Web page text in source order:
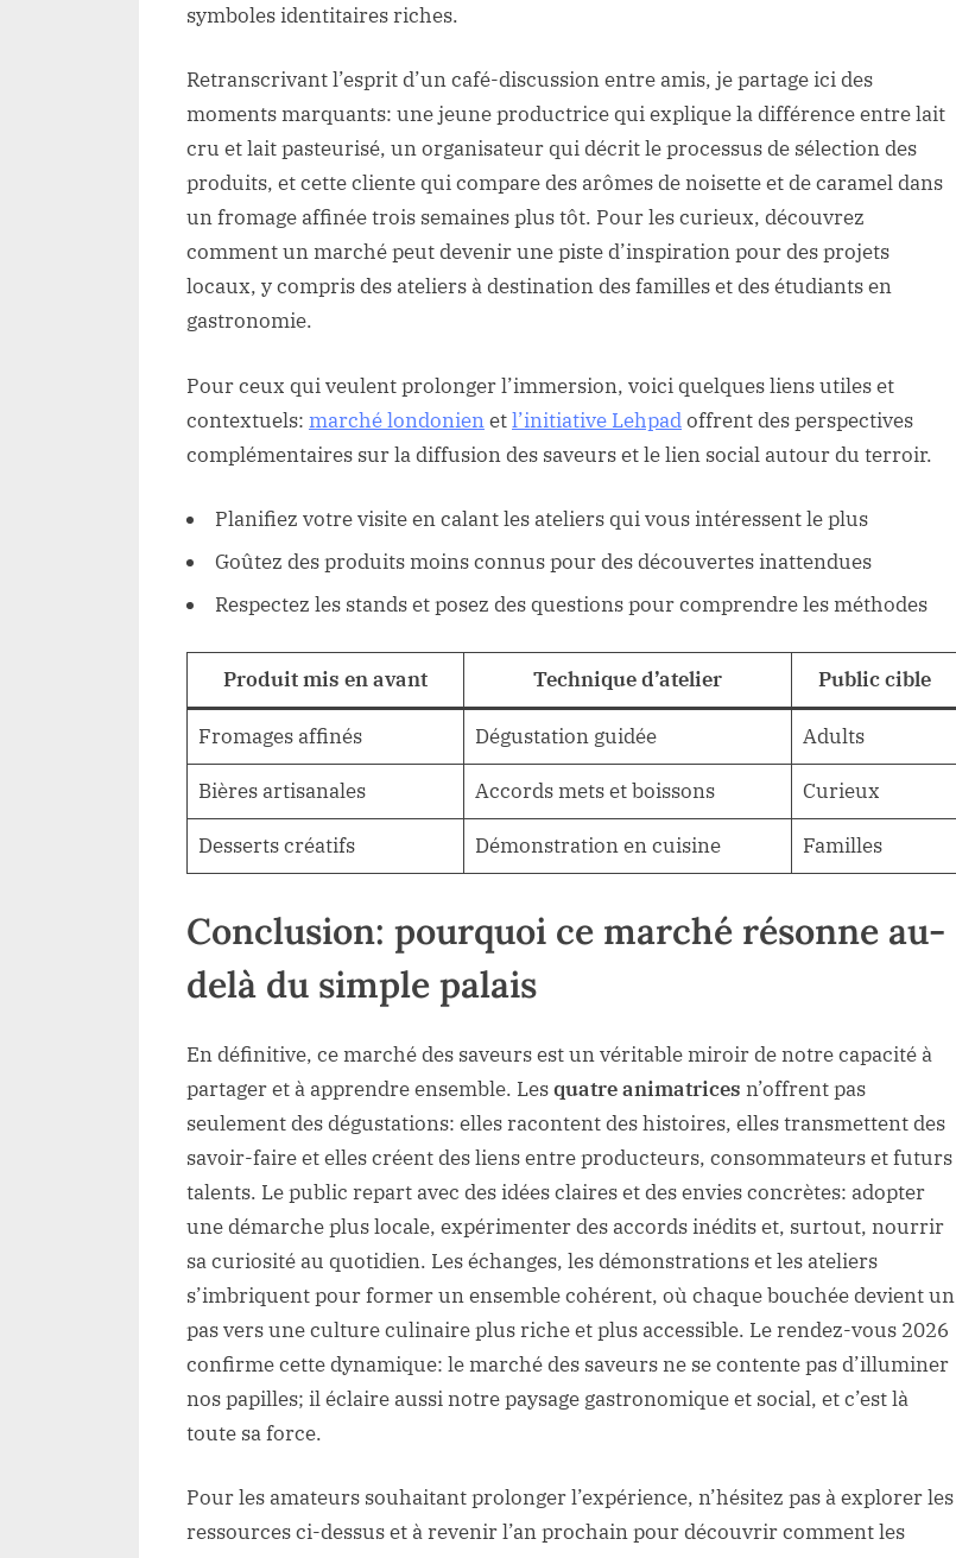
symboles identitaires riches.
Retranscrivant l’esprit d’un café-discussion entre amis, je partage ici des
moments marquants: une jeune productrice qui explique la différence entre lait
cru et lait pasteurisé, un organisateur qui décrit le processus de sélection des
produits, et cette cliente qui compare des arômes de noisette et de caramel dans
un fromage affinée trois semaines plus tôt. Pour les curieux, découvrez
comment un marché peut devenir une piste d’inspiration pour des projets
locaux, y compris des ateliers à destination des familles et des étudiants en
gastronomie.
Pour ceux qui veulent prolonger l’immersion, voici quelques liens utiles et
contextuels: marché londonienetl’initiative Lehpadoffrent des perspectives
complémentaires sur la diffusion des saveurs et le lien social autour du terroir.
Planifiez votre visite en calant les ateliers qui vous intéressent le plus
Goûtez des produits moins connus pour des découvertes inattendues
Respectez les stands et posez des questions pour comprendre les méthodes
Produit mis en avant Technique d’atelier Public cible
Fromages affinés Dégustation guidée Adults
Bières artisanales Accords mets et boissons Curieux
Desserts créatifs Démonstration en cuisine Familles
Conclusion: pourquoi ce marché résonne au-
delà du simple palais
En définitive, ce marché des saveurs est un véritable miroir de notre capacité à
partager et à apprendre ensemble. Lesquatre animatrices n’offrent pas
seulement des dégustations: elles racontent des histoires, elles transmettent des
savoir-faire et elles créent des liens entre producteurs, consommateurs et futurs
talents. Le public repart avec des idées claires et des envies concrètes: adopter
une démarche plus locale, expérimenter des accords inédits et, surtout, nourrir
sa curiosité au quotidien. Les échanges, les démonstrations et les ateliers
s’imbriquent pour former un ensemble cohérent, où chaque bouchée devient un
pas vers une culture culinaire plus riche et plus accessible. Le rendez-vous 2026
confirme cette dynamique: le marché des saveurs ne se contente pas d’illuminer
nos papilles; il éclaire aussi notre paysage gastronomique et social, et c’est là
toute sa force.
Pour les amateurs souhaitant prolonger l’expérience, n’hésitez pas à explorer les
ressources ci-dessus et à revenir l’an prochain pour découvrir comment les